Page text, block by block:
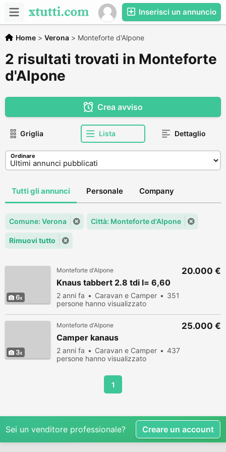
Inserisci un annuncio
Home > Verona > Monteforte d'Alpone
2 risultati trovati in Monteforte
d'Alpone
Crea avviso
Griglia Lista Dettaglio
Ordinare
Tutti gli annunci Personale Company
Comune: Verona Città: Monteforte d'Alpone
Rimuovi tutto
6
Monteforte d'Alpone
Knaus tabbert 2.8 tdi l= 6,60
2 anni fa Caravan e Camper
351
persone hanno visualizzato
20.000 €
3
Monteforte d'Alpone
Camper kanaus
2 anni fa Caravan e Camper
437
persone hanno visualizzato
25.000 €
1
Sei un venditore professionale? Creare un account